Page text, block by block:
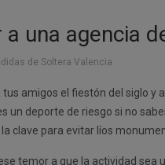
a una agencia
de Soltera Valencia
amigos el fiestón del siglo
un deporte de riesgo si no
clave para evitar líos
temor a que la actividad sea